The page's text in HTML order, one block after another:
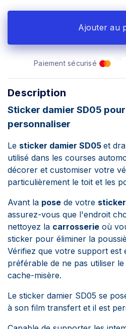
Ajouter au
Paiement sécurisé
Description
Sticker damier SD05
personnaliser
Le sticker damier SD05 et
utilisé dans les courses
décorer et customiser votre
particulièrement le toit et les
Avant la pose de votre
assurez-vous que l'endroit
nettoyez la carrosserie où
sticker pour éliminer la
Vérifiez que votre support est
préférable de ne pas utiliser
cache-misère.
Le sticker damier SD05 se
à son film transfert et il est